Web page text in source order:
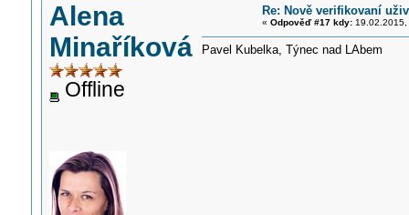
Alena
Minaříková
Offline
Re: Nově verifikovaní
« Odpověď #17 kdy:19.02.2015,
Pavel Kubelka, Týnec nad LAbem